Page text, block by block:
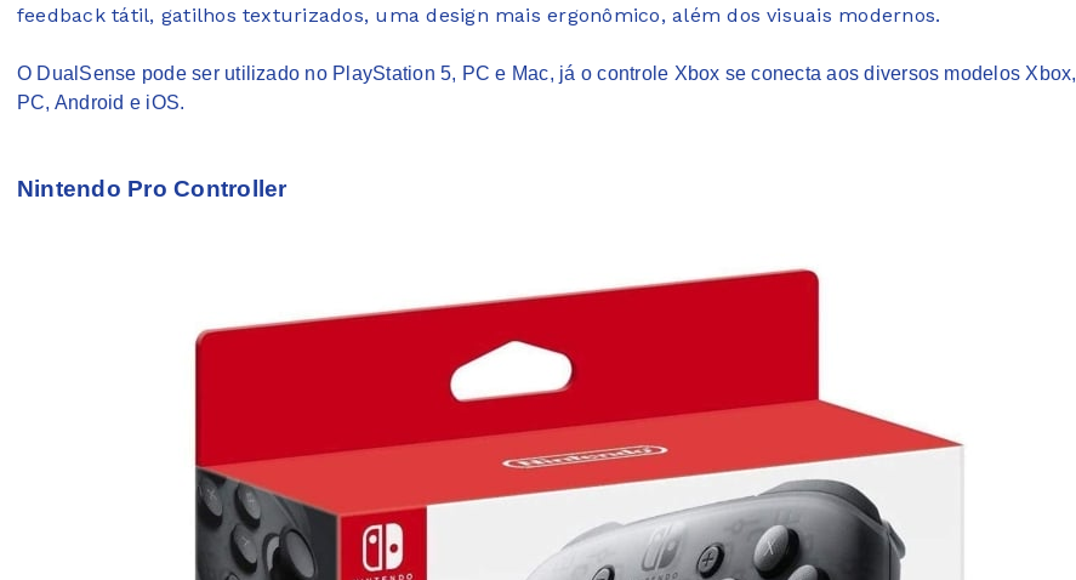
feedback tátil, gatilhos texturizados, uma design mais ergonômico, além dos visuais modernos.
O DualSense pode ser utilizado no PlayStation 5, PC e Mac, já o controle Xbox se conecta aos diversos modelos Xbox,
PC, Android e iOS.
Nintendo Pro Controller